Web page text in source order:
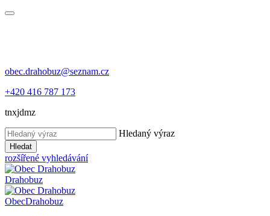
obec.drahobuz@seznam.cz
+420 416 787 173
tnxjdmz
Hledaný výraz
Hledat
rozšířené vyhledávání
Drahobuz
ObecDrahobuz